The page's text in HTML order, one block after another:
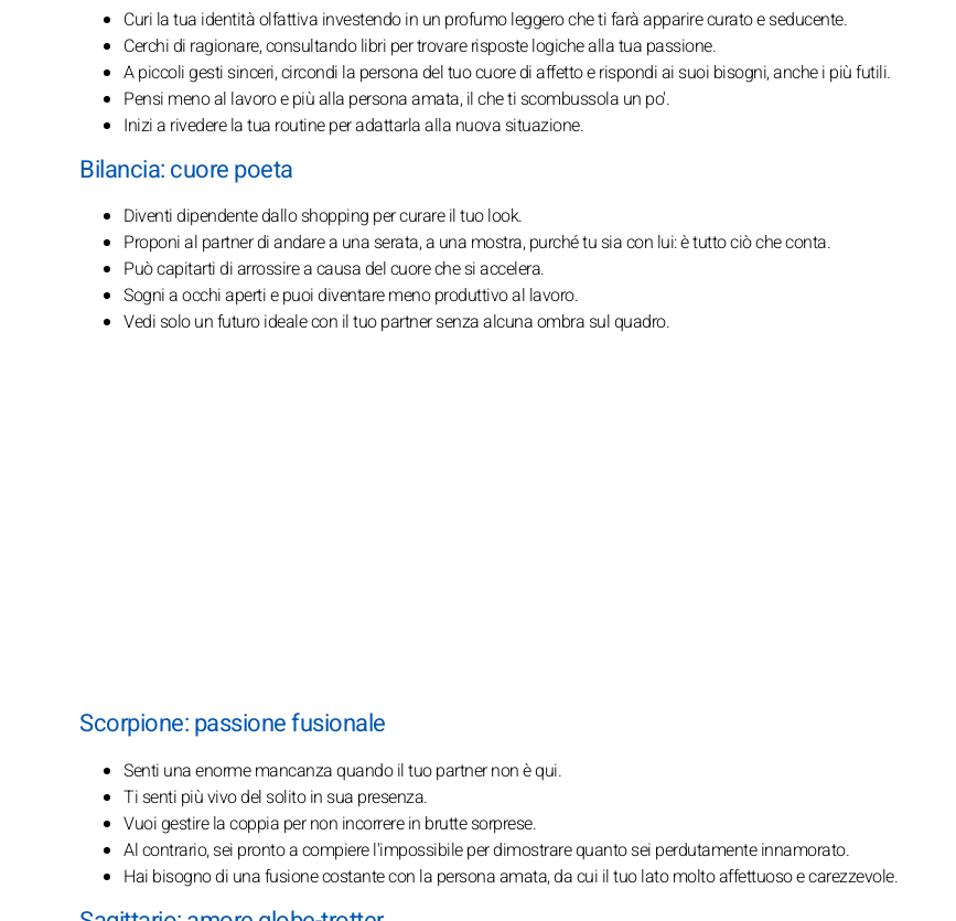
Curi la tua identità olfattiva investendo in un profumo leggero che ti farà apparire curato e seducente.
Cerchi di ragionare, consultando libri per trovare risposte logiche alla tua passione.
A piccoli gesti sinceri, circondi la persona del tuo cuore di affetto e rispondi ai suoi bisogni, anche i più futili.
Pensi meno al lavoro e più alla persona amata, il che ti scombussola un po'.
Inizi a rivedere la tua routine per adattarla alla nuova situazione.
Bilancia: cuore poeta
Diventi dipendente dallo shopping per curare il tuo look.
Proponi al partner di andare a una serata, a una mostra, purché tu sia con lui: è tutto ciò che conta.
Può capitarti di arrossire a causa del cuore che si accelera.
Sogni a occhi aperti e puoi diventare meno produttivo al lavoro.
Vedi solo un futuro ideale con il tuo partner senza alcuna ombra sul quadro.
Scorpione: passione fusionale
Senti una enorme mancanza quando il tuo partner non è qui.
Ti senti più vivo del solito in sua presenza.
Vuoi gestire la coppia per non incorrere in brutte sorprese.
Al contrario, sei pronto a compiere l'impossibile per dimostrare quanto sei perdutamente innamorato.
Hai bisogno di una fusione costante con la persona amata, da cui il tuo lato molto affettuoso e carezzevole.